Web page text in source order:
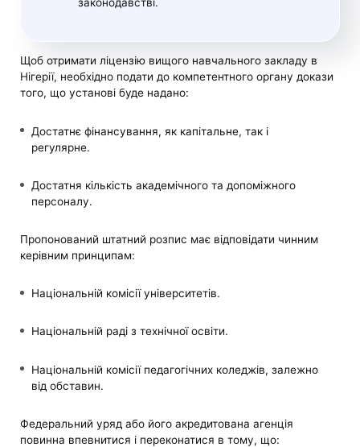
законодавстві.
Щоб отримати ліцензію вищого навчального закладу в
Нігерії, необхідно подати до компетентного органу докази
того, що установі буде надано:
Достатнє фінансування, як капітальне, так і
регулярне.
Достатня кількість академічного та допоміжного
персоналу.
Пропонований штатний розпис має відповідати чинним
керівним принципам:
Національній комісії університетів.
Національній раді з технічної освіти.
Національній комісії педагогічних коледжів, залежно
від обставин.
Федеральний уряд або його акредитована агенція
повинна впевнитися і переконатися в тому, що: